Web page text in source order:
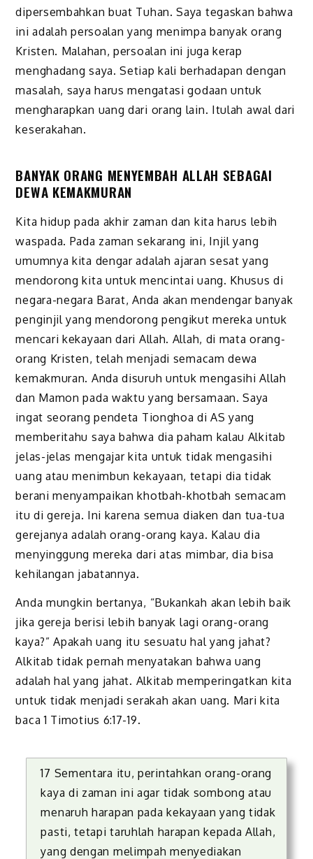
dipersembahkan buat Tuhan. Saya tegaskan bahwa
ini adalah persoalan yang menimpa banyak orang
Kristen. Malahan, persoalan ini juga kerap
menghadang saya. Setiap kali berhadapan dengan
masalah, saya harus mengatasi godaan untuk
mengharapkan uang dari orang lain. Itulah awal dari
keserakahan.
BANYAK ORANG MENYEMBAH ALLAH SEBAGAI
DEWA KEMAKMURAN
Kita hidup pada akhir zaman dan kita harus lebih
waspada. Pada zaman sekarang ini, Injil yang
umumnya kita dengar adalah ajaran sesat yang
mendorong kita untuk mencintai uang. Khusus di
negara-negara Barat, Anda akan mendengar banyak
penginjil yang mendorong pengikut mereka untuk
mencari kekayaan dari Allah. Allah, di mata orang-
orang Kristen, telah menjadi semacam dewa
kemakmuran. Anda disuruh untuk mengasihi Allah
dan Mamon pada waktu yang bersamaan. Saya
ingat seorang pendeta Tionghoa di AS yang
memberitahu saya bahwa dia paham kalau Alkitab
jelas-jelas mengajar kita untuk tidak mengasihi
uang atau menimbun kekayaan, tetapi dia tidak
berani menyampaikan khotbah-khotbah semacam
itu di gereja. Ini karena semua diaken dan tua-tua
gerejanya adalah orang-orang kaya. Kalau dia
menyinggung mereka dari atas mimbar, dia bisa
kehilangan jabatannya.
Anda mungkin bertanya, “Bukankah akan lebih baik
jika gereja berisi lebih banyak lagi orang-orang
kaya?” Apakah uang itu sesuatu hal yang jahat?
Alkitab tidak pernah menyatakan bahwa uang
adalah hal yang jahat. Alkitab memperingatkan kita
untuk tidak menjadi serakah akan uang. Mari kita
baca 1 Timotius 6:17-19.
17 Sementara itu, perintahkan orang-orang
kaya di zaman ini agar tidak sombong atau
menaruh harapan pada kekayaan yang tidak
pasti, tetapi taruhlah harapan kepada Allah,
yang dengan melimpah menyediakan